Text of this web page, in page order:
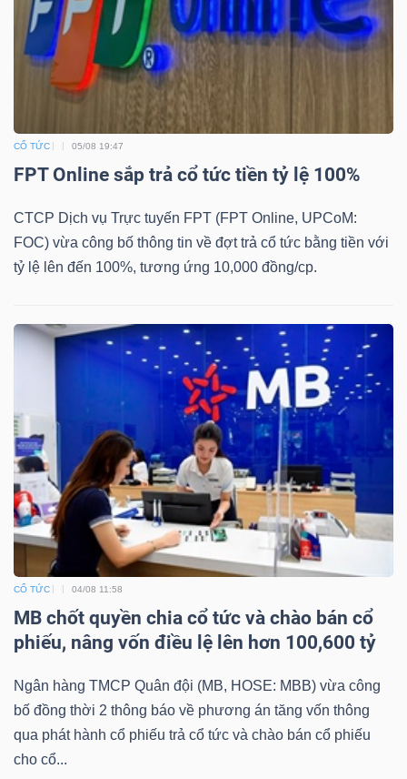
CỔ TỨC 05/08 19:47
FPT Online sắp trả cổ tức tiền tỷ lệ 100%
CTCP Dịch vụ Trực tuyến FPT (FPT Online, UPCoM:
FOC) vừa công bố thông tin về đợt trả cổ tức bằng tiền với
tỷ lệ lên đến 100%, tương ứng 10,000 đồng/cp.
CỔ TỨC 04/08 11:58
MB chốt quyền chia cổ tức và chào bán cổ
phiếu, nâng vốn điều lệ lên hơn 100,600 tỷ
Ngân hàng TMCP Quân đội (MB, HOSE: MBB) vừa công
bố đồng thời 2 thông báo về phương án tăng vốn thông
qua phát hành cổ phiếu trả cổ tức và chào bán cổ phiếu
cho cổ...
Công
tư
Truyền
chính
Dữ
liệu
tài
chính